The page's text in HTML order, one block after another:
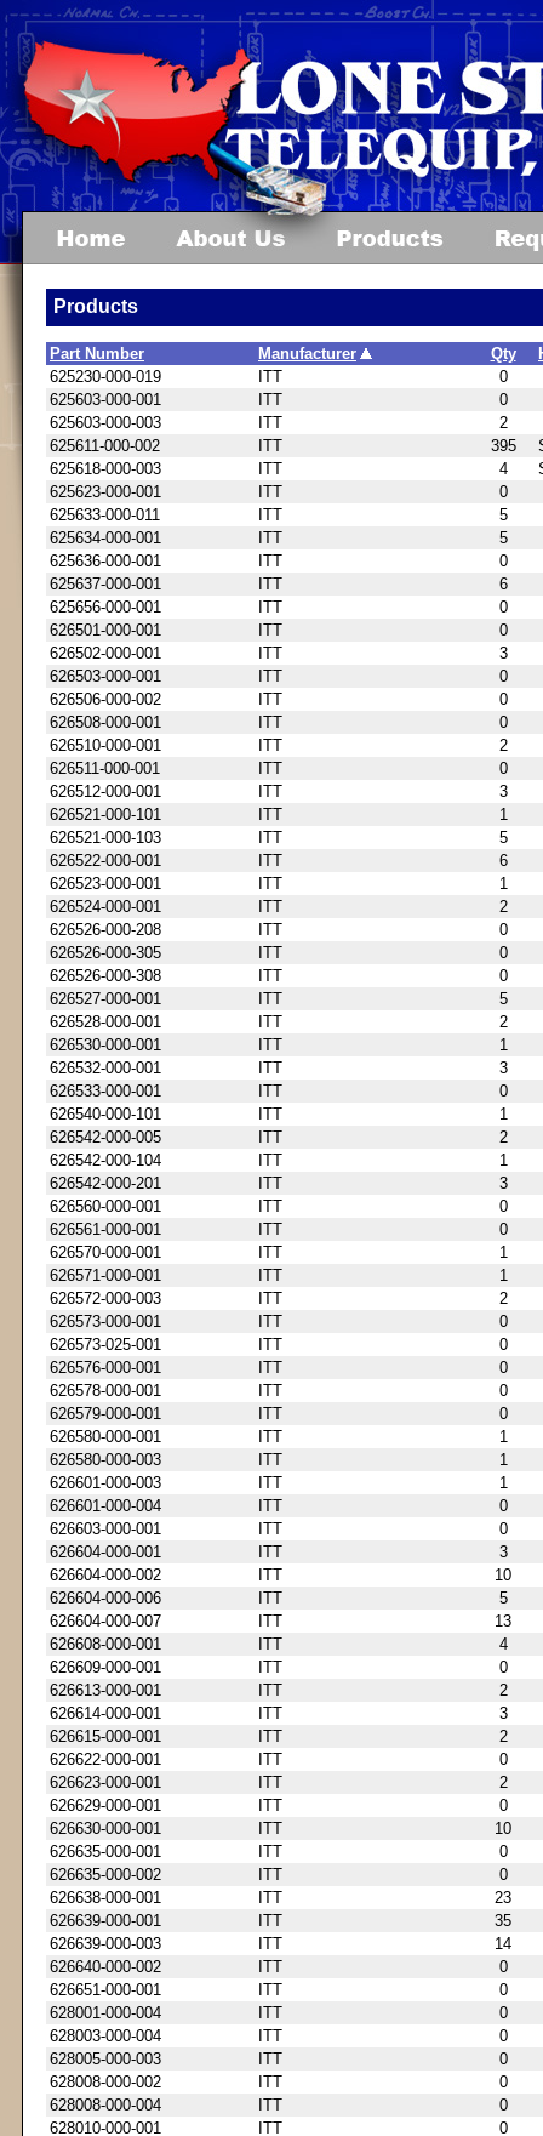
Products
Part Number Manufacturer Qty
625230-000-019
ITT
0
625603-000-001
ITT
0
625603-000-003
ITT
2
625611-000-002
ITT 395
625618-000-003
ITT 4
625623-000-001
ITT
0
625633-000-011
ITT
5
625634-000-001
ITT
5
625636-000-001
ITT
0
625637-000-001
ITT
6
625656-000-001
ITT
0
626501-000-001
ITT
0
626502-000-001
ITT
3
626503-000-001
ITT
0
626506-000-002
ITT
0
626508-000-001
ITT
0
626510-000-001
ITT
2
626511-000-001
ITT
0
626512-000-001
ITT
3
626521-000-101
ITT
1
626521-000-103
ITT
5
626522-000-001
ITT
6
626523-000-001
ITT
1
626524-000-001
ITT
2
626526-000-208
ITT
0
626526-000-305
ITT
0
626526-000-308
ITT
0
626527-000-001
ITT
5
626528-000-001
ITT
2
626530-000-001
ITT
1
626532-000-001
ITT
3
626533-000-001
ITT
0
626540-000-101
ITT
1
626542-000-005
ITT
2
626542-000-104
ITT
1
626542-000-201
ITT
3
626560-000-001
ITT
0
626561-000-001
ITT
0
626570-000-001
ITT
1
626571-000-001
ITT
1
626572-000-003
ITT
2
626573-000-001
ITT
0
626573-025-001
ITT
0
626576-000-001
ITT
0
626578-000-001
ITT
0
626579-000-001
ITT
0
626580-000-001
ITT
1
626580-000-003
ITT
1
626601-000-003
ITT
1
626601-000-004
ITT
0
626603-000-001
ITT
0
626604-000-001
ITT
3
626604-000-002
ITT
10
626604-000-006
ITT
5
626604-000-007
ITT
13
626608-000-001
ITT
4
626609-000-001
ITT
0
626613-000-001
ITT
2
626614-000-001
ITT
3
626615-000-001
ITT
2
626622-000-001
ITT
0
626623-000-001
ITT
2
626629-000-001
ITT
0
626630-000-001
ITT
10
626635-000-001
ITT
0
626635-000-002
ITT
0
626638-000-001
ITT
23
626639-000-001
ITT
35
626639-000-003
ITT
14
626640-000-002
ITT
0
626651-000-001
ITT
0
628001-000-004
ITT
0
628003-000-004
ITT
0
628005-000-003
ITT
0
628008-000-002
ITT
0
628008-000-004
ITT
0
628010-000-001
ITT
0